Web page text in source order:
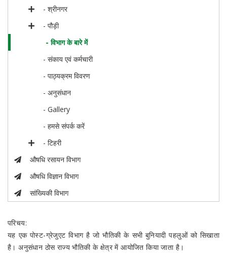
- श्रीनगर
- पौड़ी
- विभाग के बारे में
- संकाय एवं कर्मचारी
- पाठ्यक्रम विवरण
- अनुसंधान
- Gallery
- हमसे संपर्क करें
- टिहरी
औषधि रसायन विभाग
औषधि विज्ञान विभाग
सांख्यिकी विभाग
परिचय:
यह एक पोस्ट-ग्रेजुएट विभाग है जो भौतिकी के सभी बुनियादी पहलुओं को सिखाता
है। अनुसंधान ठोस राज्य भौतिकी के क्षेत्र में आयोजित किया जाता है।